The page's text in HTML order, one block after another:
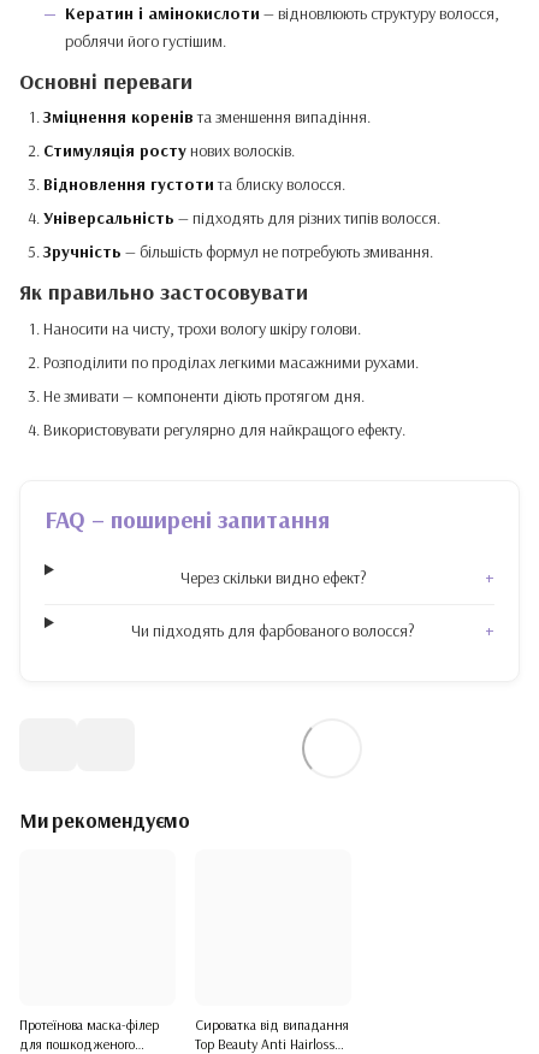
Кератин і амінокислоти — відновлюють структуру волосся,
роблячи його густішим.
Основні переваги
Зміцнення коренівта зменшення випадіння.
Стимуляція ростунових волосків.
Відновлення густотита блиску волосся.
Універсальність — підходять для різних типів волосся.
Зручність — більшість формул не потребують змивання.
Як правильно застосовувати
Наносити на чисту, трохи вологу шкіру голови.
Розподілити по проділах легкими масажними рухами.
Не змивати — компоненти діють протягом дня.
Використовувати регулярно для найкращого ефекту.
FAQ – поширені запитання
Через скільки видно ефект? +
Чи підходять для фарбованого волосся? +
Ми рекомендуємо
Протеїнова маска-філер
для пошкодженого
Сироватка від випадання
Top Beauty Anti Hairloss